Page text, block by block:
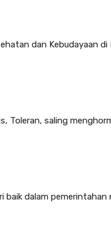
dan Kebudayaan
Toleran, saling
dalam